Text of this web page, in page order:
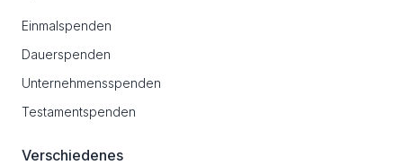
Einmalspenden
Dauerspenden
Unternehmensspenden
Testamentspenden
Verschiedenes